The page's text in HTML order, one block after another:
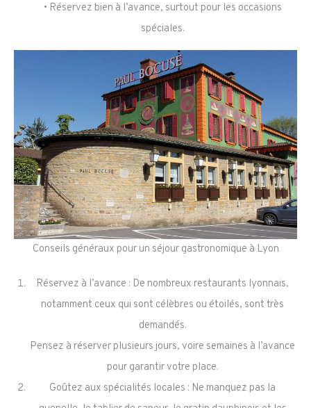
• Réservez bien à l’avance, surtout pour les occasions
spéciales.
Conseils généraux pour un séjour gastronomique à Lyon
Réservez à l’avance : De nombreux restaurants lyonnais,
notamment ceux qui sont célèbres ou étoilés, sont très
demandés.
Pensez à réserver plusieurs jours, voire semaines à l’avance
pour garantir votre place.
Goûtez aux spécialités locales : Ne manquez pas la